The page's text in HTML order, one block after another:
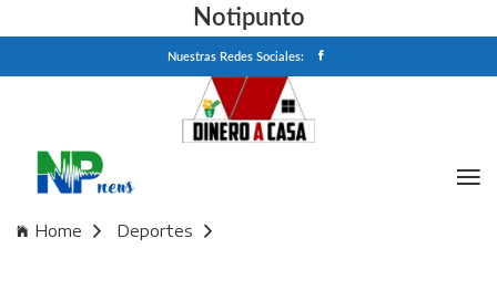
Notipunto
Nuestras Redes Sociales:
Home
Deportes